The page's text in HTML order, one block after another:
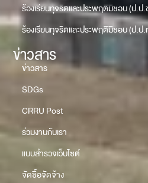
ร้องเรียนทุจริตและประพฤติมิชอบ (ป.ป.
ร้องเรียนทุจริตและประพฤติมิชอบ (ป.ป.
ข่าวสาร
ข่าวสาร
SDGs
CRRU Post
ร่วมงานกับเรา
แบบสำรวจเว็บไซต์
จัดซื้อจัดจ้าง